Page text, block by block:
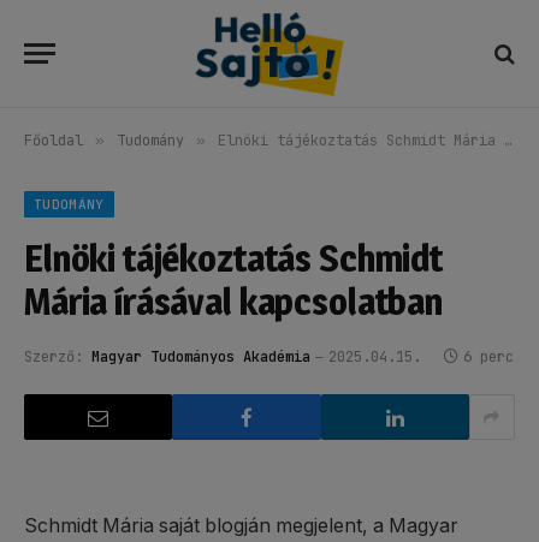
Főoldal » Tudomány » Elnöki tájékoztatás Schmidt Mária írásával kapcsolatban
TUDOMÁNY
Elnöki tájékoztatás Schmidt
Mária írásával kapcsolatban
Szerző: Magyar Tudományos Akadémia 2025.04.15. 6 perc
Schmidt Mária saját blogján megjelent, a Magyar